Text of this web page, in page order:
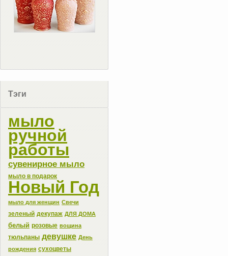
Тэги
мыло
ручной
работы
сувенирное мыло
мыло в подарок
Новый Год
мыло для женщин Свечи
зеленый декупаж ДЛЯ ДОМА
белый розовые вощина
тюльпаны девушке День
рождения сухоцветы